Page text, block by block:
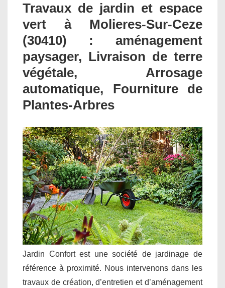
Travaux de jardin et espace
vert à Molieres-Sur-Ceze
(30410) : aménagement
paysager, Livraison de terre
végétale, Arrosage
automatique, Fourniture de
Plantes-Arbres
Jardin Confort est une société de jardinage de
référence à proximité. Nous intervenons dans les
travaux de création, d’entretien et d’aménagement